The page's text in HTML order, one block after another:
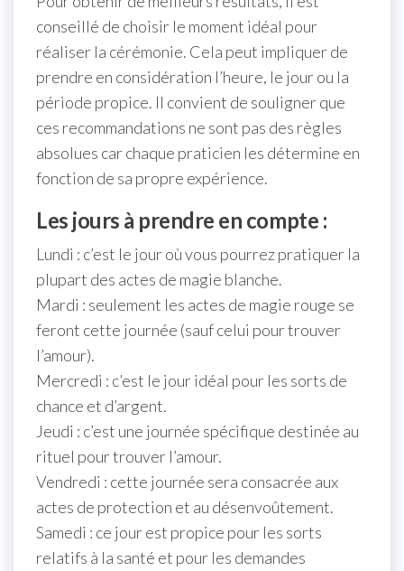
conseillé de choisir le moment idéal pour
réaliser la cérémonie. Cela peut impliquer de
prendre en considération l’heure, le jour ou la
période propice. Il convient de souligner que
ces recommandations ne sont pas des règles
absolues car chaque praticien les détermine en
fonction de sa propre expérience.
Les jours à prendre en compte :
Lundi : c’est le jour où vous pourrez pratiquer la
plupart des actes de magie blanche.
Mardi : seulement les actes de magie rouge se
feront cette journée (sauf celui pour trouver
l’amour).
Mercredi : c’est le jour idéal pour les sorts de
chance et d’argent.
Jeudi : c’est une journée spécifique destinée au
rituel pour trouver l’amour.
Vendredi : cette journée sera consacrée aux
actes de protection et au désenvoûtement.
Samedi : ce jour est propice pour les sorts
relatifs à la santé et pour les demandes